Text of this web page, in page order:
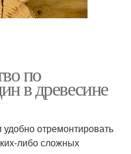
по
в древесине
отремонтировать
либо сложных